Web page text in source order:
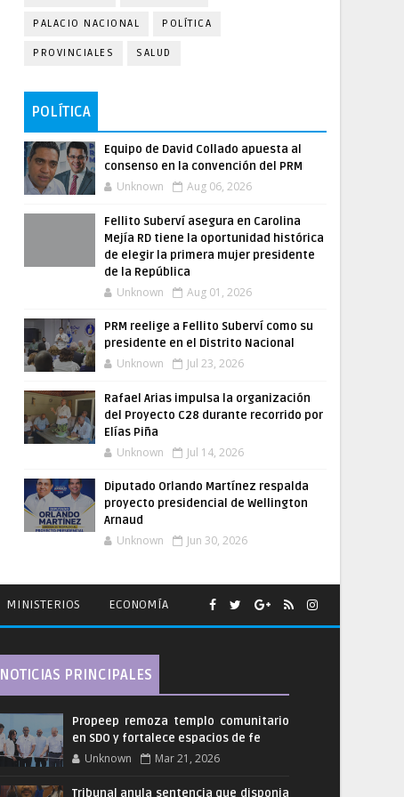
PALACIO NACIONAL POLÍTICA
PROVINCIALES SALUD
POLÍTICA
Equipo de David Collado apuesta al
consenso en la convención del PRM
Unknown Aug 06, 2026
Fellito Suberví asegura en Carolina
Mejía RD tiene la oportunidad histórica
de elegir la primera mujer presidente
de la República
Unknown Aug 01, 2026
PRM reelige a Fellito Suberví como su
presidente en el Distrito Nacional
Unknown Jul 23, 2026
Rafael Arias impulsa la organización
del Proyecto C28 durante recorrido por
Elías Piña
Unknown Jul 14, 2026
Diputado Orlando Martínez respalda
proyecto presidencial de Wellington
Arnaud
Unknown Jun 30, 2026
MINISTERIOS ECONOMÍA
NOTICIAS PRINCIPALES
Propeep remoza templo comunitario
en SDO y fortalece espacios de fe
Unknown Mar 21, 2026
Tribunal anula sentencia que disponia